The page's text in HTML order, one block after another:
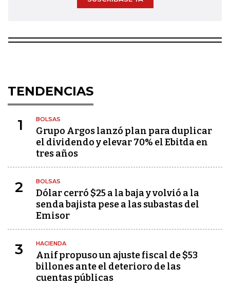
TENDENCIAS
1 BOLSAS
Grupo Argos lanzó plan para duplicar
el dividendo y elevar 70% el Ebitda en
tres años
2 BOLSAS
Dólar cerró $25 a la baja y volvió a la
senda bajista pese a las subastas del
Emisor
3 HACIENDA
Anif propuso un ajuste fiscal de $53
billones ante el deterioro de las
cuentas públicas